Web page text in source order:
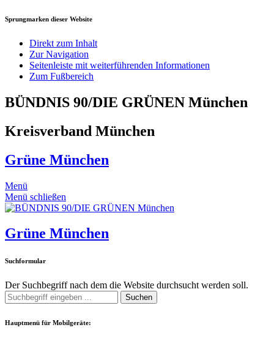
Sprungmarken dieser Website
Direkt zum Inhalt
Zur Navigation
Seitenleiste mit weiterführenden Informationen
Zum Fußbereich
BÜNDNIS 90/DIE GRÜNEN München
Kreisverband München
Grüne München
Menü
Menü schließen
Grüne München
Suchformular
Der Suchbegriff nach dem die Website durchsucht werden soll.
Suchen
Hauptmenü für Mobilgeräte: